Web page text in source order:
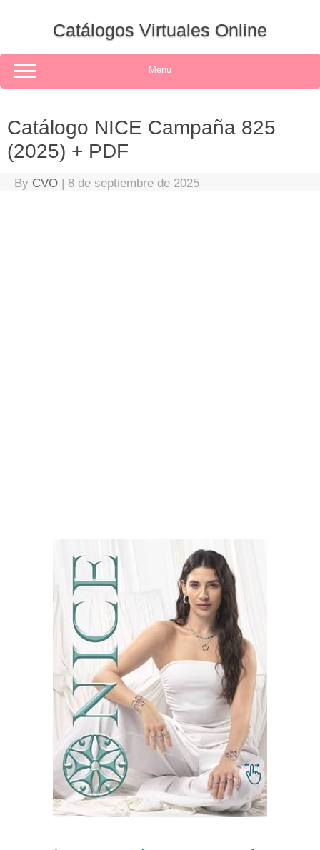
Catálogos Virtuales Online
Menu
Catálogo NICE Campaña 825
(2025) + PDF
By CVO | 8 de septiembre de 2025